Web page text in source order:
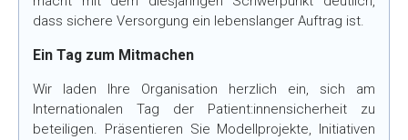
dass sichere Versorgung ein lebenslanger Auftrag ist.
Ein Tag zum Mitmachen
Wir laden Ihre Organisation herzlich ein, sich am
Internationalen Tag der Patient:innensicherheit zu
beteiligen. Präsentieren Sie Modellprojekte, Initiativen